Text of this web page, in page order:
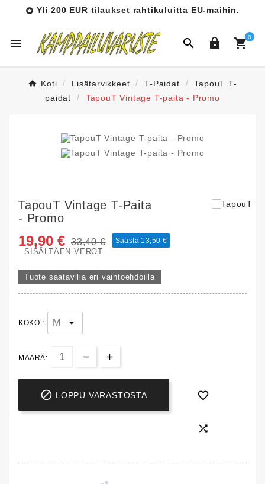
 Yli 200 EUR tilaukset rahtikuluitta EU-maihin.
   0
Koti Lisätarvikkeet T-Paidat
TapouT T-
paidat
TapouT Vintage T-paita - Promo
TapouT Vintage T-Paita
- Promo
19,90 € 33,40 € Säästä 13,50 €
SISÄLTÄEN VEROT
Tuote saatavilla eri vaihtoehdoilla
KOKO :
MÄÄRÄ:
 LOPPU VARASTOSTA 
